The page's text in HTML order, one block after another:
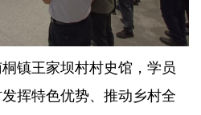
镇王家坝村村史馆，学员
挥特色优势、推动乡村全